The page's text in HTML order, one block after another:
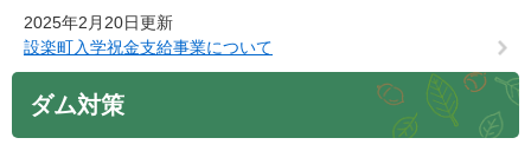
2025年2月20日更新
設楽町入学祝金支給事業について
ダム対策